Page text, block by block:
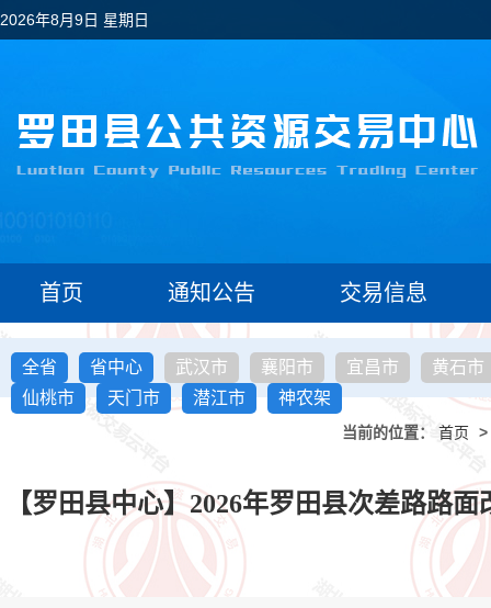
2026年8月9日 星期日
首页 通知公告 交易信息
全省 省中心 武汉市 襄阳市 宜昌市
黄石市
仙桃市
天门市 潜江市 神农架
当前的位置： 首页 >
【罗田县中心】2026年罗田县次差路路